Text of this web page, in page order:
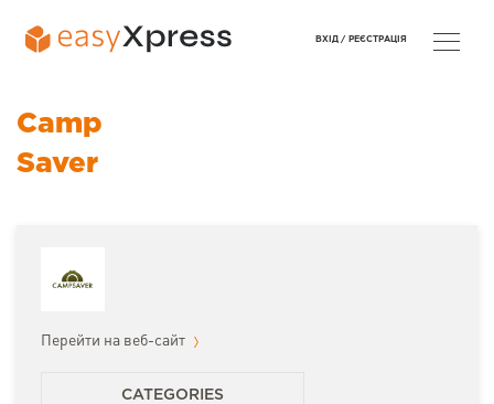
Camp
Saver
Перейти на веб-сайт
CATEGORIES
ВХІД / РЕЄСТРАЦІЯ